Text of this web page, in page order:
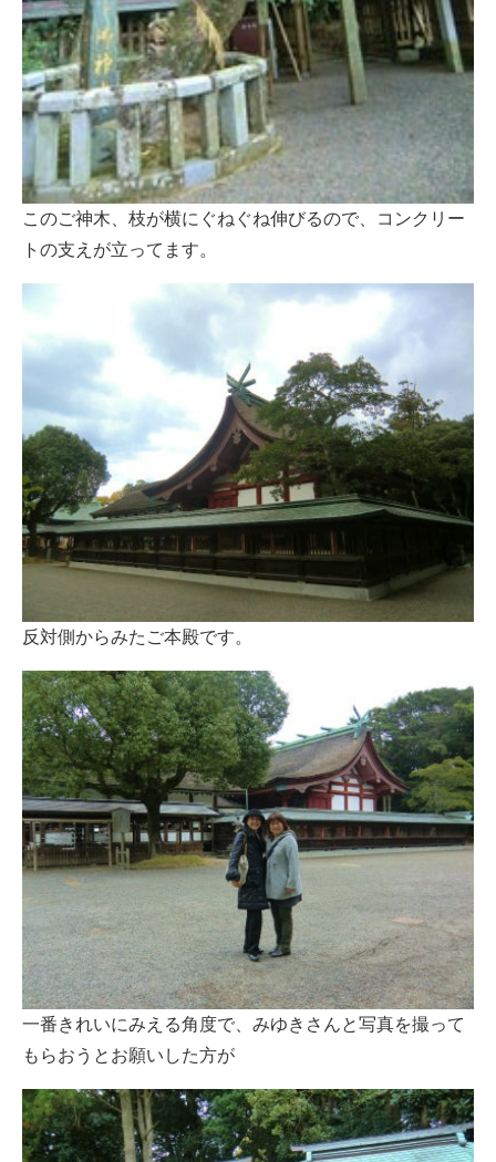
このご神木、枝が横にぐねぐね伸びるので、コンクリー
トの支えが立ってます。
反対側からみたご本殿です。
一番きれいにみえる角度で、みゆきさんと写真を撮って
もらおうとお願いした方が